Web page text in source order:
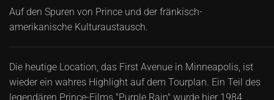
Auf den Spuren von Prince und der fränkisch-
amerikanische Kulturaustausch.
Die heutige Location, das First Avenue in Minneapolis, ist
wieder ein wahres Highlight auf dem Tourplan. Ein Teil des
legendären Prince-Films "Purple Rain" wurde hier 1984